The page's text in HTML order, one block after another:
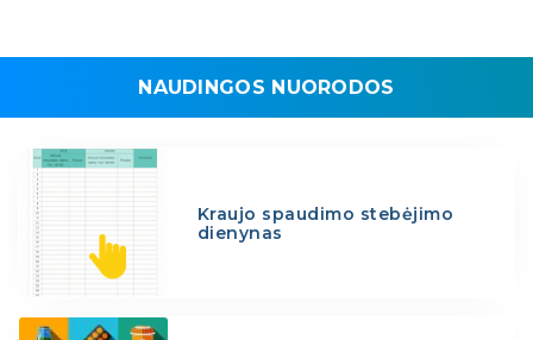
NAUDINGOS NUORODOS
Kraujo spaudimo stebėjimo
dienynas